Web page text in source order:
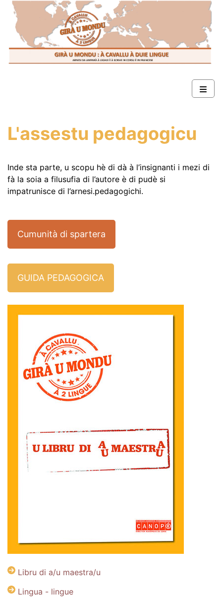
L'assestu pedagogicu
Inde sta parte, u scopu hè di dà à l’insignanti i mezi di
fà la soia a filusufia di l’autore è di pudè si
impatrunisce di l’arnesi.pedagogichi.
Cumunità di spartera
GUIDA PEDAGOGICA
Libru di a/u maestra/u
Lingua - lingue